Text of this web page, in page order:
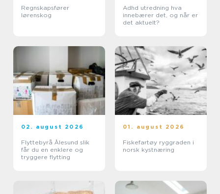
Regnskapsfører
lørenskog
Adhd utredning hva
innebærer det, og når er
det aktuelt?
02. august 2026
Flyttebyrå Ålesund slik
får du en enklere og
tryggere flytting
01. august 2026
Fiskefartøy ryggraden i
norsk kystnæring